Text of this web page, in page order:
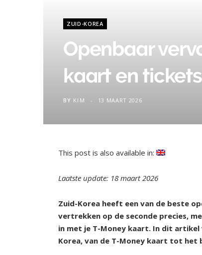
ZUID-KOREA
Openbaar
kaart en
BY KIM 13 MAART 2026
This post is also available in:
Laatste update: 18 maart 2026
Zuid-Korea heeft een van de beste
vertrekken op de seconde precies,
in met je T-Money kaart. In dit
Korea, van de T-Money kaart tot het